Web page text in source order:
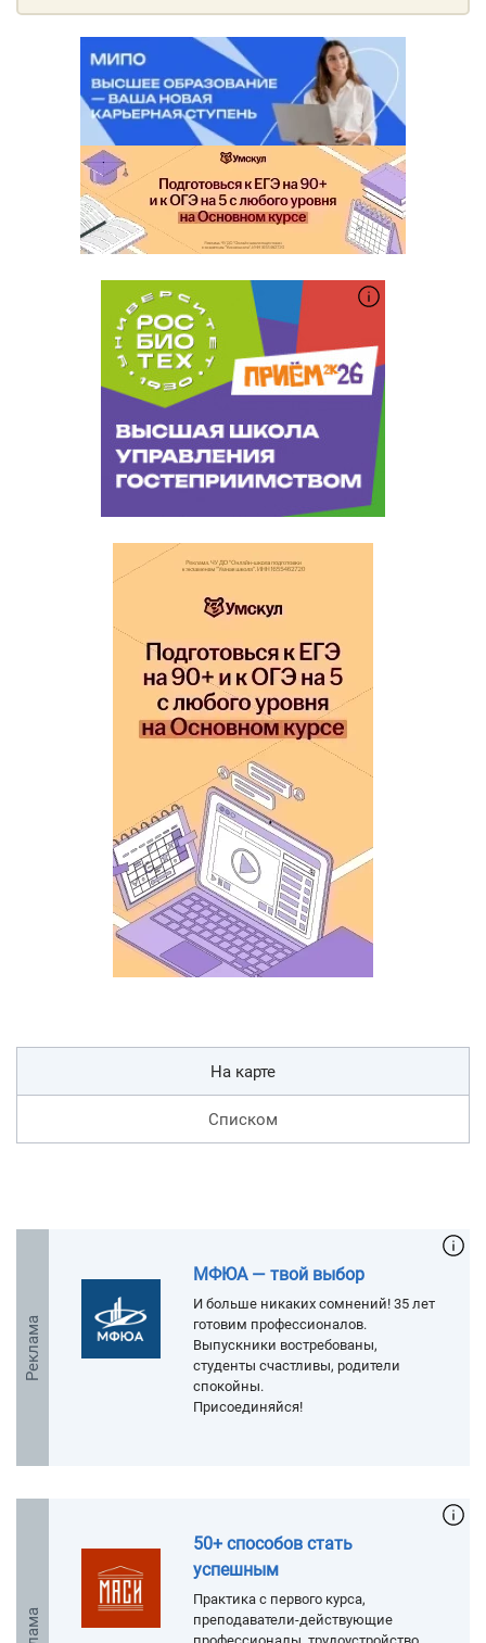
На карте
Списком
Реклама
МФЮА — твой выбор
И больше никаких сомнений! 35 лет
готовим профессионалов.
Выпускники востребованы,
студенты счастливы, родители
спокойны.
Присоединяйся!
50+ способов стать
успешным
Практика с первого курса,
преподаватели-действующие